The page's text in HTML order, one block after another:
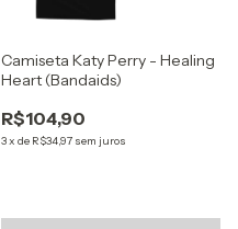
Camiseta Katy Perry - Healing
Heart (Bandaids)
R$104,90
3x de R$34,97 sem juros